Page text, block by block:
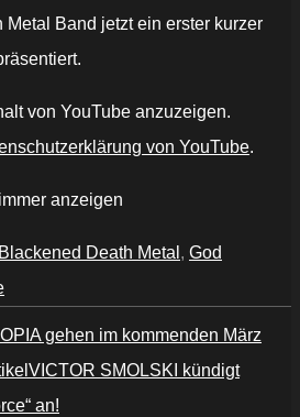
Band jetzt ein erster kurzer
von YouTube anzuzeigen.
von YouTube.
anzeigen
Blackened Death Metal , God
gehen im kommenden März
VICTOR SMOLSKI kündigt
an!